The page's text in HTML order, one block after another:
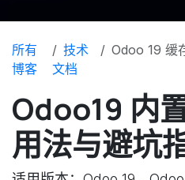
所有
博客
技术
文档
Odoo 19 缓存原理
Odoo19 内
用法与避坑